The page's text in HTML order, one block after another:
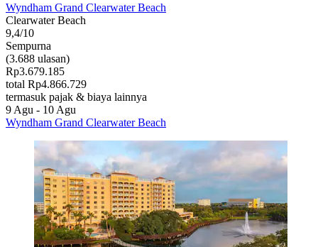
Wyndham Grand Clearwater Beach
Clearwater Beach
9,4/10
Sempurna
(3.688 ulasan)
Rp3.679.185
total Rp4.866.729
termasuk pajak & biaya lainnya
9 Agu - 10 Agu
Wyndham Grand Clearwater Beach